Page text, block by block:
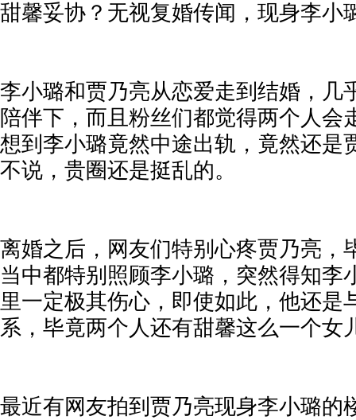
甜馨妥协？无视复婚传闻，现身李小
李小璐和贾乃亮从恋爱走到结婚，几
陪伴下，而且粉丝们都觉得两个人会
想到李小璐竟然中途出轨，竟然还是
不说，贵圈还是挺乱的。
离婚之后，网友们特别心疼贾乃亮，
当中都特别照顾李小璐，突然得知李
里一定极其伤心，即使如此，他还是
系，毕竟两个人还有甜馨这么一个女
最近有网友拍到贾乃亮现身李小璐的